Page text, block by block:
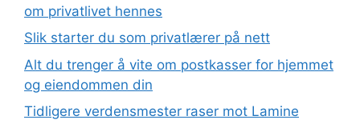
om privatlivet hennes
Slik starter du som privatlærer på nett
Alt du trenger å vite om postkasser for hjemmet
og eiendommen din
Tidligere verdensmester raser mot Lamine